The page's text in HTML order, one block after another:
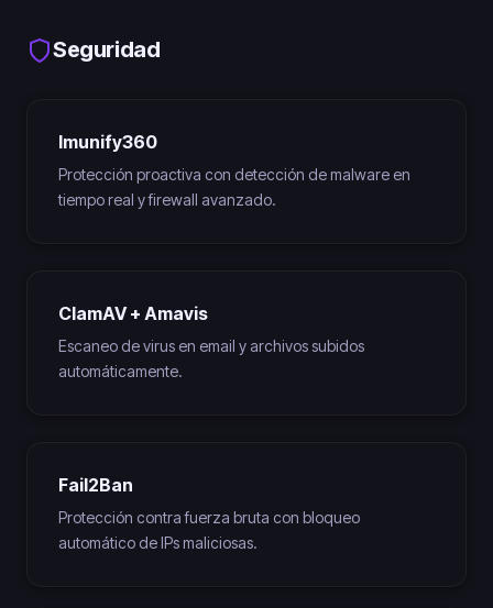
Seguridad
Imunify360
Protección proactiva con detección de malware en
tiempo real y firewall avanzado.
ClamAV + Amavis
Escaneo de virus en email y archivos subidos
automáticamente.
Fail2Ban
Protección contra fuerza bruta con bloqueo
automático de IPs maliciosas.